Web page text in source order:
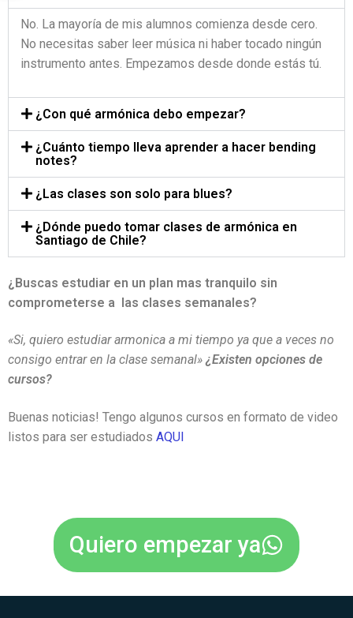
No. La mayoría de mis alumnos comienza desde cero.
No necesitas saber leer música ni haber tocado ningún
instrumento antes. Empezamos desde donde estás tú.
¿Con qué armónica debo empezar?
¿Cuánto tiempo lleva aprender a hacer bending
notes?
¿Las clases son solo para blues?
¿Dónde puedo tomar clases de armónica en
Santiago de Chile?
¿Buscas estudiar en un plan mas tranquilo sin
comprometerse a las clases semanales?
«Si, quiero estudiar armonica a mi tiempo ya que a veces no
consigo entrar en la clase semanal»¿Existen opciones de
cursos?
Buenas noticias! Tengo algunos cursos en formato de video
listos para ser estudiados AQUI
Quiero empezar ya